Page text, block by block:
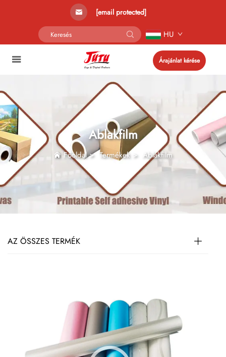
[email protected]
HU
Árajánlat kérése
Ablakfilm
Főoldal> Termékek> Ablakfilm
AZ ÖSSZES TERMÉK